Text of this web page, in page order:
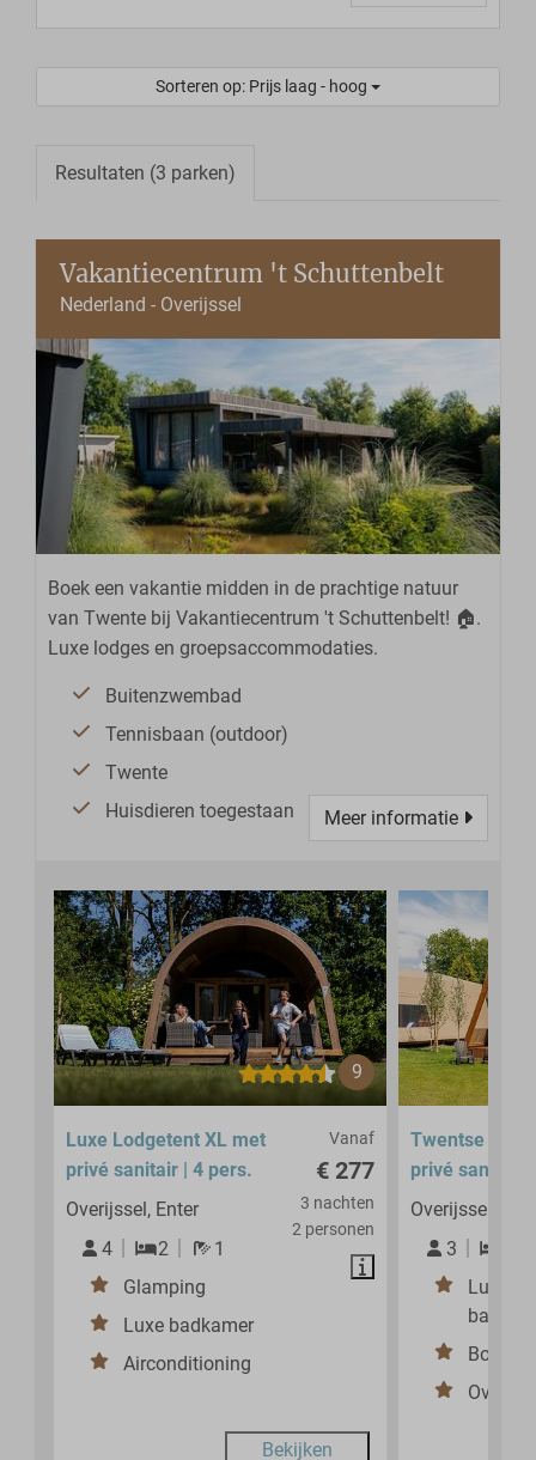
Sorteren op: Prijs laag - hoog
Resultaten (3 parken)
Vakantiecentrum 't Schuttenbelt
Nederland - Overijssel
Boek een vakantie midden in de prachtige natuur
van Twente bij Vakantiecentrum 't Schuttenbelt! 🏠.
Luxe lodges en groepsaccommodaties.
Buitenzwembad
Tennisbaan (outdoor)
Twente
Huisdieren toegestaan
Meer informatie
9
Vanaf
€ 277
3 nachten
2 personen
Luxe Lodgetent XL met
privé sanitair | 4 pers.
Overijssel, Enter
4
2
1
Glamping
Luxe badkamer
Airconditioning
Bekijken
Twentse
privé sanitair
Overijssel,
3
Luxe